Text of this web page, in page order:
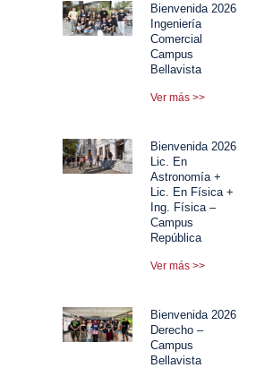
Bienvenida 2026
Ingeniería
Comercial
Campus
Bellavista
Ver más >>
Bienvenida 2026
Lic. En
Astronomía +
Lic. En Física +
Ing. Física –
Campus
República
Ver más >>
Bienvenida 2026
Derecho –
Campus
Bellavista